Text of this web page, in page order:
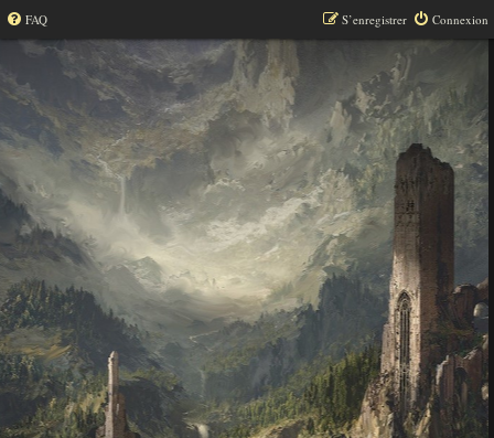
FAQ Connexion
S’enregistrer